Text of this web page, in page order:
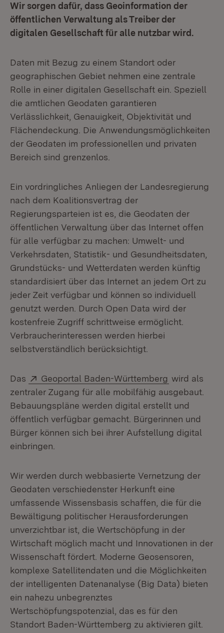
Wir sorgen dafür, dass Geoinformation der
öffentlichen Verwaltung als Treiber der
digitalen Gesellschaft für alle nutzbar wird.
Daten mit Bezug zu einem Standort oder
geographischen Gebiet nehmen eine zentrale
Rolle in einer digitalen Gesellschaft ein. Speziell
die amtlichen Geodaten garantieren
Verlässlichkeit, Genauigkeit, Objektivität und
Flächendeckung. Die Anwendungsmöglichkeiten
der Geodaten im professionellen und privaten
Bereich sind grenzenlos.
Ein vordringliches Anliegen der Landesregierung
nach dem Koalitionsvertrag der
Regierungsparteien ist es, die Geodaten der
öffentlichen Verwaltung über das Internet offen
für alle verfügbar zu machen: Umwelt- und
Verkehrsdaten, Statistik- und Gesundheitsdaten,
Grundstücks- und Wetterdaten werden künftig
standardisiert über das Internet an jedem Ort zu
jeder Zeit verfügbar und können so individuell
genutzt werden. Durch Open Data wird der
kostenfreie Zugriff schrittweise ermöglicht.
Verbraucherinteressen werden hierbei
selbstverständlich berücksichtigt.
Das Extern:
Geoportal Baden-Württemberg (Öffnet in
wird als
zentraler Zugang für alle mobilfähig ausgebaut.
Bebauungspläne werden digital erstellt und
öffentlich verfügbar gemacht. Bürgerinnen und
Bürger können sich bei ihrer Aufstellung digital
einbringen.
Wir werden durch webbasierte Vernetzung der
Geodaten verschiedenster Herkunft eine
umfassende Wissensbasis schaffen, die für die
Bewältigung politischer Herausforderungen
unverzichtbar ist, die Wertschöpfung in der
Wirtschaft möglich macht und Innovationen in der
Wissenschaft fördert. Moderne Geosensoren,
komplexe Satellitendaten und die Möglichkeiten
der intelligenten Datenanalyse (Big Data) bieten
ein nahezu unbegrenztes
Wertschöpfungspotenzial, das es für den
Standort Baden-Württemberg zu aktivieren gilt.